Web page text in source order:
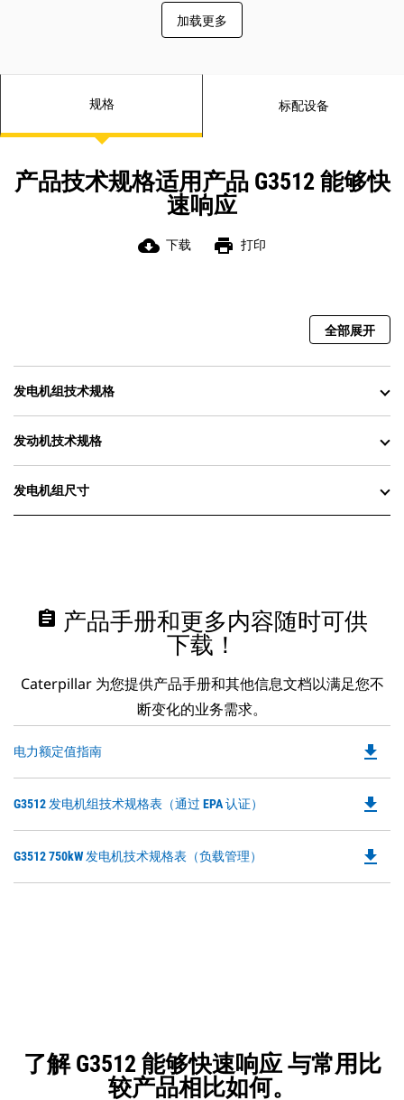
加载更多
规格 标配设备
产品技术规格适用产品 G3512 能够快
速响应
cloud_download 下载 print 打印
全部展开
发电机组技术规格
发动机技术规格
发电机组尺寸
assignment 产品手册和更多内容随时可供
下载！
Caterpillar 为您提供产品手册和其他信息文档以满足您不
断变化的业务需求。
电力额定值指南
a
file_download
G3512 发电机组技术规格表（通过 EPA 认证）
a
file_download
G3512 750kW 发电机技术规格表（负载管理） file_download
了解 G3512 能够快速响应 与常用比
较产品相比如何。